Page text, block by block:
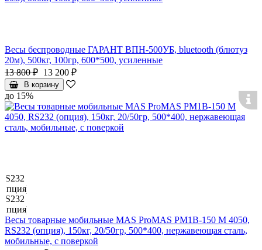
Весы беспроводные ГАРАНТ ВПН-500УБ, bluetooth (блютуз
20м), 500кг, 100гр, 600*500, усиленные
13 800 ₽ 13 200 ₽
В корзину
до 15%
Весы товарные мобильные MAS ProMAS PM1B-150 M 4050,
RS232 (опция), 150кг, 20/50гр, 500*400, нержавеющая сталь,
мобильные, с поверкой